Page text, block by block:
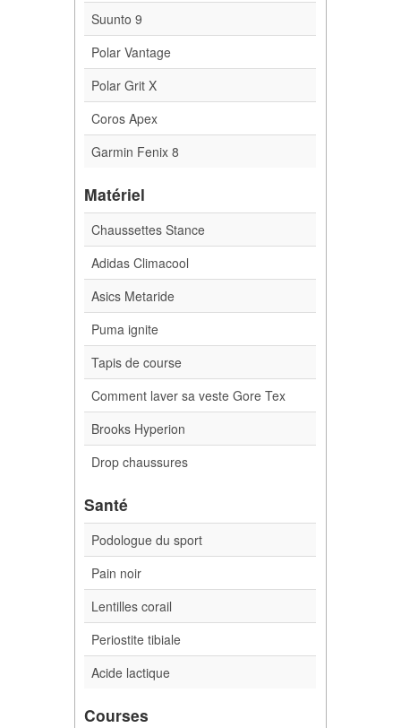
Suunto 9
Polar Vantage
Polar Grit X
Coros Apex
Garmin Fenix 8
Matériel
Chaussettes Stance
Adidas Climacool
Asics Metaride
Puma ignite
Tapis de course
Comment laver sa veste Gore Tex
Brooks Hyperion
Drop chaussures
Santé
Podologue du sport
Pain noir
Lentilles corail
Periostite tibiale
Acide lactique
Courses